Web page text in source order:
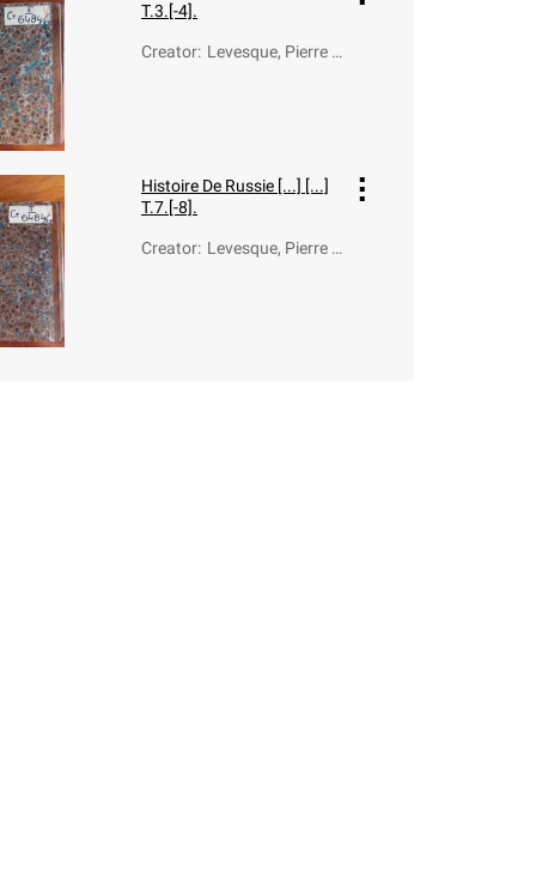
T.3.[-4].
Creator: Levesque, Pierre C
Histoire De Russie [...] [...]
T.7.[-8].
Creator: Levesque, Pierre C